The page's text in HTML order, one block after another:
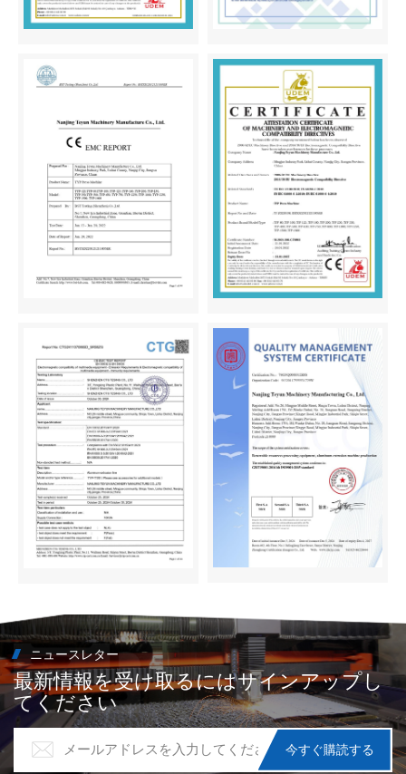
ニュースレター
最新情報を受け取るにはサインアップし
てください